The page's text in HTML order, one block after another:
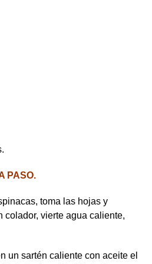
PASO.
toma las hojas y
colador, vierte agua caliente,
un sartén caliente con aceite el